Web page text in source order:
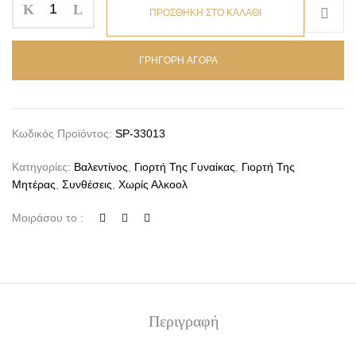
ΠΡΟΣΘΗΚΗ ΣΤΟ ΚΑΛΑΘΙ
ΓΡΗΓΟΡΗ ΑΓΟΡΑ
Κωδικός Προϊόντος: SP-33013
Κατηγορίες: Βαλεντίνος, Γιορτή Της Γυναίκας, Γιορτή Της
Μητέρας, Συνθέσεις, Χωρίς Αλκοολ
Μοιράσου το :
Περιγραφή